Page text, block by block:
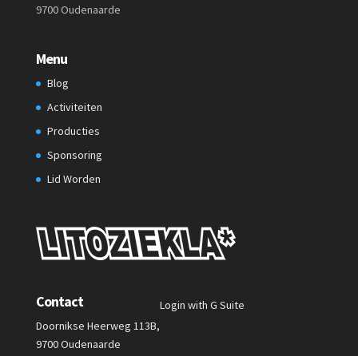
9700 Oudenaarde
Menu
Blog
Activiteiten
Producties
Sponsoring
Lid Worden
Contact
Doornikse Heerweg 113B,
9700 Oudenaarde
Login with G Suite